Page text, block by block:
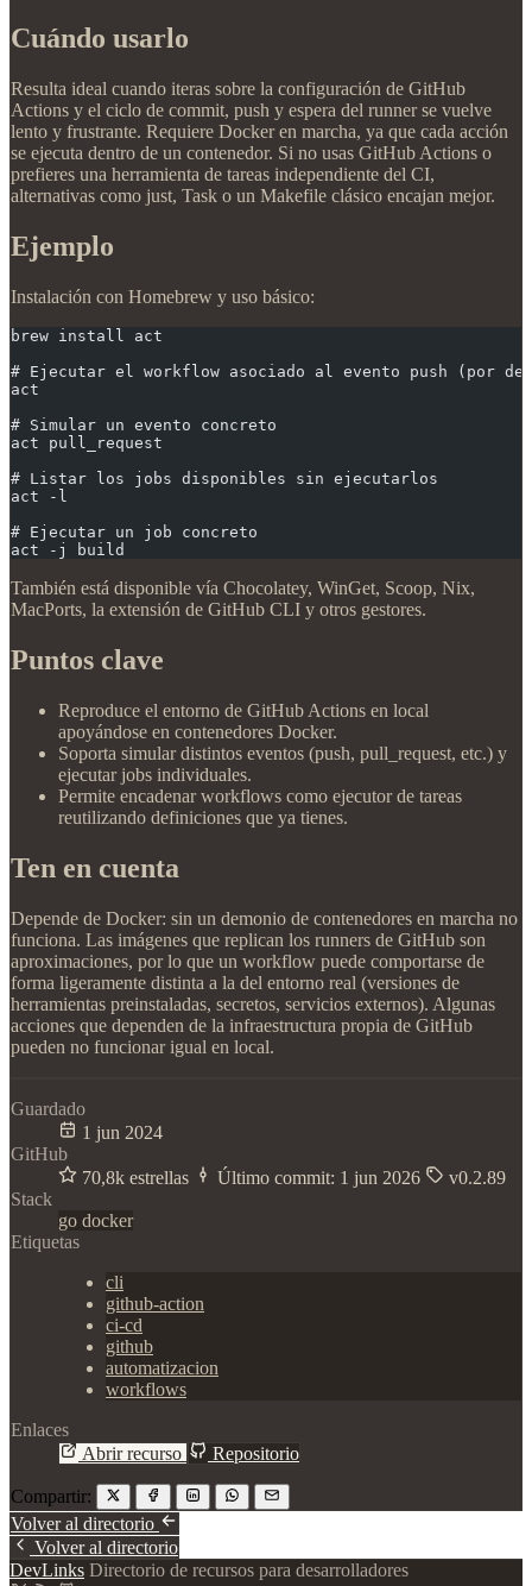
Cuándo usarlo
Resulta ideal cuando iteras sobre la configuración de GitHub
Actions y el ciclo de commit, push y espera del runner se vuelve
lento y frustrante. Requiere Docker en marcha, ya que cada acción
se ejecuta dentro de un contenedor. Si no usas GitHub Actions o
prefieres una herramienta de tareas independiente del CI,
alternativas como just, Task o un Makefile clásico encajan mejor.
Ejemplo
Instalación con Homebrew y uso básico:
brew install act
# Ejecutar el workflow asociado al evento push (por
act
# Simular un evento concreto
act pull_request
# Listar los jobs disponibles sin ejecutarlos
act -l
# Ejecutar un job concreto
act -j build
También está disponible vía Chocolatey, WinGet, Scoop, Nix,
MacPorts, la extensión de GitHub CLI y otros gestores.
Puntos clave
Reproduce el entorno de GitHub Actions en local
apoyándose en contenedores Docker.
Soporta simular distintos eventos (push, pull_request, etc.) y
ejecutar jobs individuales.
Permite encadenar workflows como ejecutor de tareas
reutilizando definiciones que ya tienes.
Ten en cuenta
Depende de Docker: sin un demonio de contenedores en marcha no
funciona. Las imágenes que replican los runners de GitHub son
aproximaciones, por lo que un workflow puede comportarse de
forma ligeramente distinta a la del entorno real (versiones de
herramientas preinstaladas, secretos, servicios externos). Algunas
acciones que dependen de la infraestructura propia de GitHub
pueden no funcionar igual en local.
Guardado
1 jun 2024
GitHub
70,8k estrellas
Último commit: 1 jun 2026
v0.2.89
Stack
go docker
Etiquetas
cli
github-action
ci-cd
github
automatizacion
workflows
Enlaces
Abrir recurso
Repositorio
Compartir:
Volver al directorio
Volver al directorio
DevLinks Directorio de recursos para desarrolladores